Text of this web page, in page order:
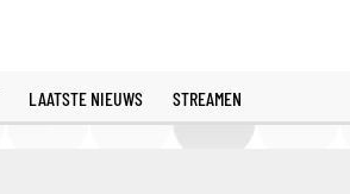
LAATSTE NIEUWS STREAMEN